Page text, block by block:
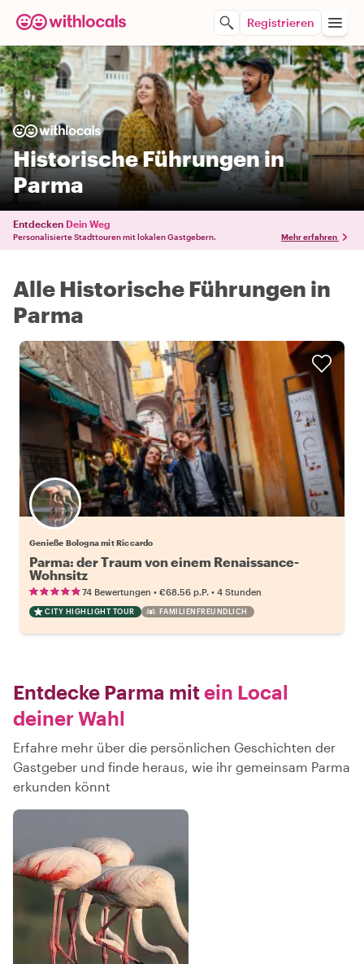
Registrieren
Historische Führungen in
Parma
Entdecken Dein Weg
Personalisierte Stadttouren mit lokalen Gastgebern. Mehr erfahren
Alle Historische Führungen in
Parma
Genieße Bologna mit Riccardo
Parma: der Traum von einem Renaissance-
Wohnsitz
74 Bewertungen • €68.56 p.P. • 4 Stunden
CITY HIGHLIGHT TOUR FAMILIENFREUNDLICH
Entdecke Parma mitein Local
deiner Wahl
Erfahre mehr über die persönlichen Geschichten der
Gastgeber und finde heraus, wie ihr gemeinsam Parma
erkunden könnt